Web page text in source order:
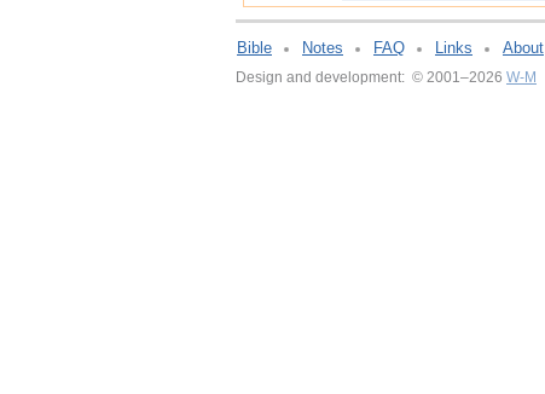
Bible Notes FAQ Links About
Design and development: © 2001–2026 W-M